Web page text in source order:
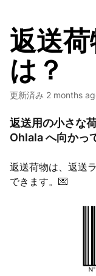
返送
は？
更新済み 2 months
返送用の小さな
Ohlala へ向かっ
返送荷物は、返送
できます。💌